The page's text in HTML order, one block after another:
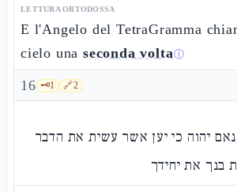
LETTURA ORTODOSSA
E l'Angelo del TetraGramma
cielo unaseconda voltaⓘ
16 🗝️1 🔗2
יהוה כי יען אשר עשית את הדבר
בנך את יחידך